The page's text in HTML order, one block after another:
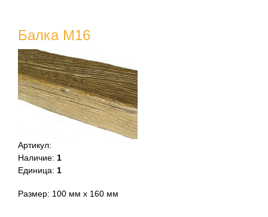
Балка M16
Артикул:
Наличие: 1
Единица: 1
Размер: 100 мм х 160 мм